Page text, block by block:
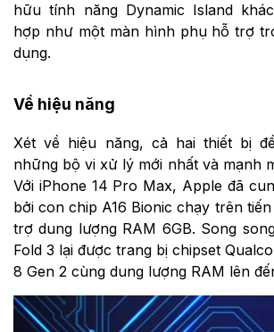
hữu tính năng Dynamic Island
hợp như một màn hình phụ hỗ trợ
dụng.
Về hiệu năng
Xét về hiệu năng, cả hai thiết bị
những bộ vi xử lý mới nhất và mạnh
Với iPhone 14 Pro Max, Apple đã
bởi con chip A16 Bionic chạy trên
trợ dung lượng RAM 6GB. Song
Fold 3 lại được trang bị chipset
8 Gen 2 cùng dung lượng RAM lên